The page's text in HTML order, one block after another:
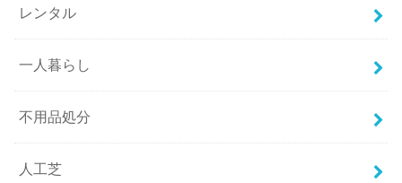
レンタル
一人暮らし
不用品処分
人工芝